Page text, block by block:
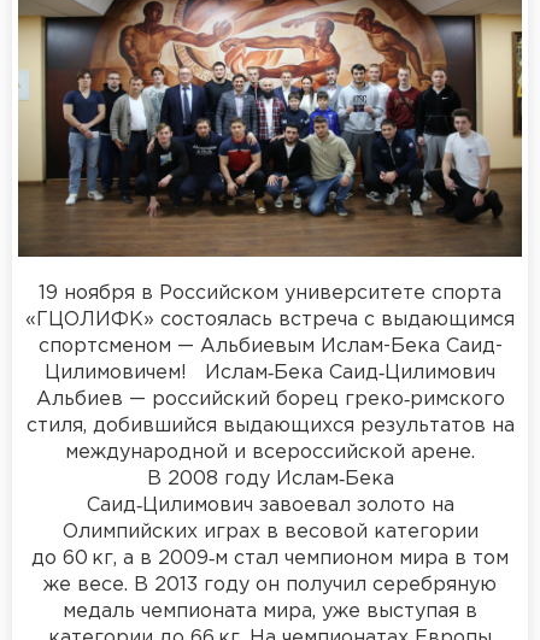
19 ноября в Российском университете спорта
«ГЦОЛИФК» состоялась встреча с выдающимся
спортсменом — Альбиевым Ислам-Бека Саид-
Цилимовичем! Ислам‑Бека Саид‑Цилимович
Альбиев — российский борец греко‑римского
стиля, добившийся выдающихся результатов на
международной и всероссийской арене.
В 2008 году Ислам‑Бека
Саид‑Цилимович завоевал золото на
Олимпийских играх в весовой категории
до 60 кг, а в 2009‑м стал чемпионом мира в том
же весе. В 2013 году он получил серебряную
медаль чемпионата мира, уже выступая в